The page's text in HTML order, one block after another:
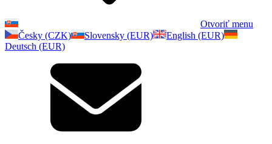
Otvoriť menu
Česky (CZK)
Slovensky (EUR)
English (EUR)
Deutsch (EUR)